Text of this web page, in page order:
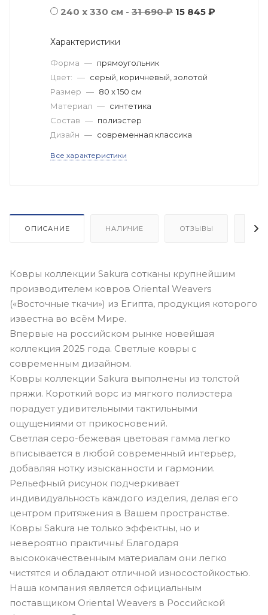
240 x 330 см - 31 690 ₽ 15 845 ₽
Характеристики
Форма — прямоугольник
Цвет: — серый, коричневый, золотой
Размер — 80 x 150 см
Материал — синтетика
Состав — полиэстер
Дизайн — современная классика
Все характеристики
ОПИСАНИЕ НАЛИЧИЕ ОТЗЫВЫ
Ковры коллекции Sakura сотканы крупнейшим
производителем ковров Oriental Weavers
(«Восточные ткачи») из Египта, продукция которого
известна во всём Мире.
Впервые на российском рынке новейшая
коллекция 2025 года. Светлые ковры с
современным дизайном.
Ковры коллекции Sakura выполнены из толстой
пряжи. Короткий ворс из мягкого полиэстера
порадует удивительными тактильными
ощущениями от прикосновений.
Светлая серо-бежевая цветовая гамма легко
вписывается в любой современный интерьер,
добавляя нотку изысканности и гармонии.
Рельефный рисунок подчеркивает
индивидуальность каждого изделия, делая его
центром притяжения в Вашем пространстве.
Ковры Sakura не только эффектны, но и
невероятно практичны! Благодаря
высококачественным материалам они легко
чистятся и обладают отличной износостойкостью.
Наша компания является официальным
поставщиком Oriental Weavers в Российской